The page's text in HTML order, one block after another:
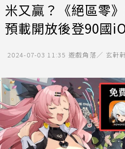
米又贏？《絕區零
預載開放後登90國
2024-07-03 11:35 遊戲角落／ 玄軒